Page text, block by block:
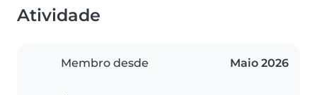
Atividade
Membro desde Maio 2026